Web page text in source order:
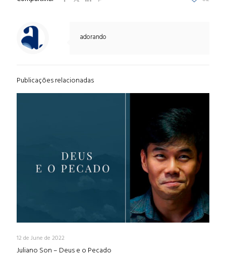
adorando
Publicações relacionadas
12 de June de 2022
Juliano Son – Deus e o Pecado